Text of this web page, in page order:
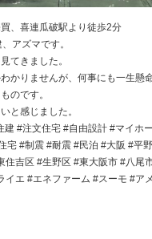
、喜連瓜破駅より徒歩2分
アズマです。
てきました。
かりませんが、何事にも一生懸
のです。
と感じました。
建 #注文住宅 #自由設計 #マイホ
宅 #制震 #耐震 #民泊 #大阪 #平
住吉区 #生野区 #東大阪市 #八尾
イエ #エネファーム #スーモ #ア